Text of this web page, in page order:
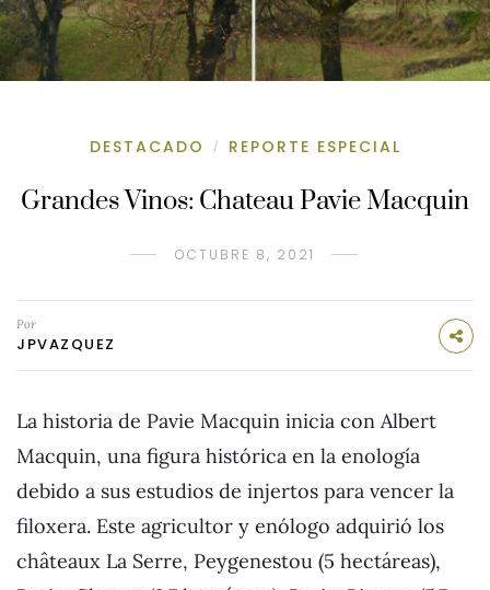
DESTACADO / REPORTE ESPECIAL
Grandes Vinos: Chateau Pavie Macquin
OCTUBRE 8, 2021
Por
JPVAZQUEZ
La historia de Pavie Macquin inicia con Albert
Macquin, una figura histórica en la enología
debido a sus estudios de injertos para vencer la
filoxera. Este agricultor y enólogo adquirió los
châteaux La Serre, Peygenestou (5 hectáreas),